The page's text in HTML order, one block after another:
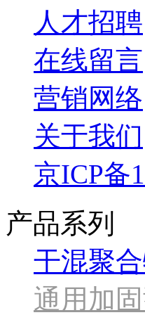
人才招聘
在线留言
营销网络
关于我们
京ICP备
产品系列
干混聚
通用加